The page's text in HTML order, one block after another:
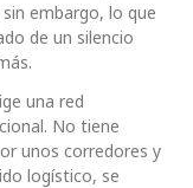
embargo, lo que
de un silencio
una red
No tiene
unos corredores y
logístico, se